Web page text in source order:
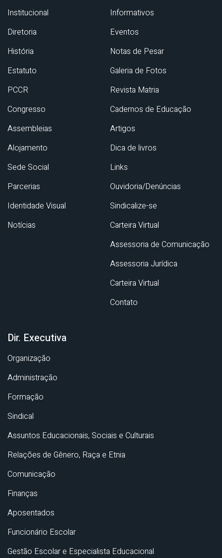
Institucional
Diretoria
História
Estatuto
PCCR
Congresso
Assembleias
Alojamento
Sede Social
Parcerias
Identidade Visual
Notícias
Informativos
Eventos
Notas de Pesar
Galeria de Fotos
Revista Matria
Cadernos de Educação
Artigos
Dica de livros
Links
Ouvidoria/Denúncias
Sindicalize-se
Carteira Virtual
Assessoria de Comunicação
Assessoria Jurídica
Carteira Virtual
Contato
Dir. Executiva
Organização
Administração
Formação
Sindical
Assuntos Educacionais, Sociais e Culturais
Relações de Gênero, Raça e Etnia
Comunicação
Finanças
Aposentados
Funcionário Escolar
Gestão Escolar e Especialista Educacional